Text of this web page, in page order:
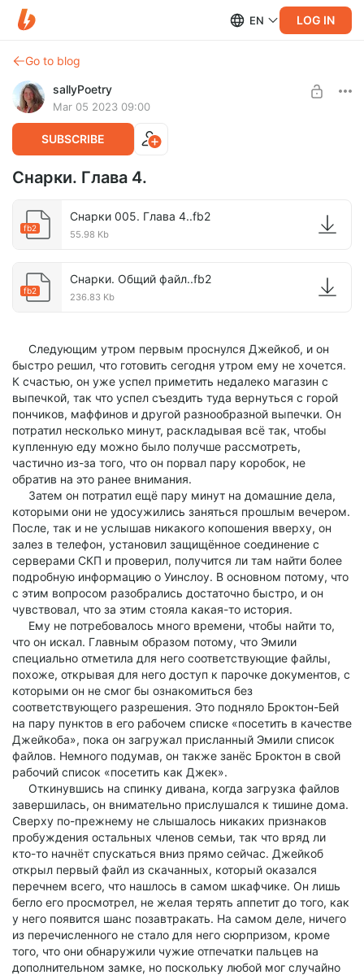
EN LOG IN
Go to blog
sallyPoetry
Mar 05 2023 09:00
SUBSCRIBE
Снарки. Глава 4.
fb2
Снарки 005. Глава 4..fb2
55.98 Kb
fb2
Снарки. Общий файл..fb2
236.83 Kb
Следующим утром первым проснулся Джейкоб, и он
быстро решил, что готовить сегодня утром ему не хочется.
К счастью, он уже успел приметить недалеко магазин с
выпечкой, так что успел съездить туда вернуться с горой
пончиков, маффинов и другой разнообразной выпечки. Он
потратил несколько минут, раскладывая всё так, чтобы
купленную еду можно было получше рассмотреть,
частично из-за того, что он порвал пару коробок, не
обратив на это ранее внимания.
Затем он потратил ещё пару минут на домашние дела,
которыми они не удосужились заняться прошлым вечером.
После, так и не услышав никакого копошения вверху, он
залез в телефон, установил защищённое соединение с
серверами СКП и проверил, получится ли там найти более
подробную информацию о Уинслоу. В основном потому, что
с этим вопросом разобрались достаточно быстро, и он
чувствовал, что за этим стояла какая-то история.
Ему не потребовалось много времени, чтобы найти то,
что он искал. Главным образом потому, что Эмили
специально отметила для него соответствующие файлы,
похоже, открывая для него доступ к парочке документов, с
которыми он не смог бы ознакомиться без
соответствующего разрешения. Это подняло Броктон-Бей
на пару пунктов в его рабочем списке «посетить в качестве
Джейкоба», пока он загружал присланный Эмили список
файлов. Немного подумав, он также занёс Броктон в свой
рабочий список «посетить как Джек».
Откинувшись на спинку дивана, когда загрузка файлов
завершилась, он внимательно прислушался к тишине дома.
Сверху по-прежнему не слышалось никаких признаков
пробуждения остальных членов семьи, так что вряд ли
кто-то начнёт спускаться вниз прямо сейчас. Джейкоб
открыл первый файл из скачанных, который оказался
перечнем всего, что нашлось в самом шкафчике. Он лишь
бегло его просмотрел, не желая терять аппетит до того, как
у него появится шанс позавтракать. На самом деле, ничего
из перечисленного не стало для него сюрпризом, кроме
того, что они обнаружили чужие отпечатки пальцев на
дополнительном замке, но поскольку любой мог случайно